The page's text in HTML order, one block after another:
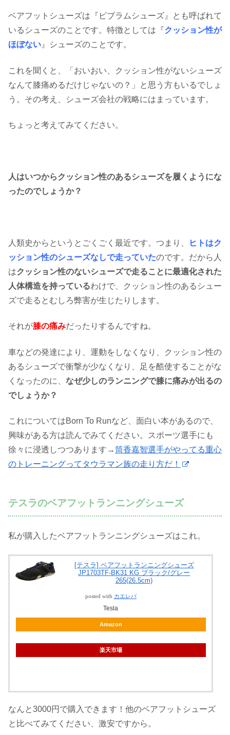
ベアフットシューズは『ビブラムシューズ』とも呼ばれて
いるシューズのことです。特徴としては『 クッション性が
ほぼない』シューズのことです。
これを聞くと、「おいおい、クッション性がないシューズ
なんて膝痛めるだけじゃないの？」と思う方もいるでしょ
う。その考え、シューズ会社の戦略にはまっています。
ちょっと考えてみてください。
人はいつからクッション性のあるシューズを履くようにな
ったのでしょうか？
人類史からというとごくごく最近です。つまり、
ヒトはク
ッション性のシューズなしで走っていたのです。だから人
はクッション性のないシューズで走ることに最適化された
人体構造を持っているわけで、クッション性のあるシュー
ズで走るとむしろ弊害が生じたりします。
それが膝の痛みだったりするんですね。
車などの発達により、運動をしなくなり、クッション性の
あるシューズで衝撃が少なくなり、足を酷使することがな
くなったのに、 なぜ少しのランニングで膝に痛みが出るの
でしょうか？
これについてはBorn To Runなど、面白い本があるので、
興味がある方は読んでみてください。スポーツ選手にも
徐々に浸透しつつあります→筒香嘉智選手がやってる重心
のトレーニングってタウラマン族の走り方だ！
テスラのベアフットランニングシューズ
私が購入したベアフットランニングシューズはこれ。
[テスラ] ベアフットランニングシューズ
JP1703TF-BK31 KG ブラック/グレー
265(26.5cm)
posted with カエレバ
Tesla
Amazon
楽天市場
なんと3000円で購入できます！他のベアフットシューズ
と比べてみてください、激安ですから。